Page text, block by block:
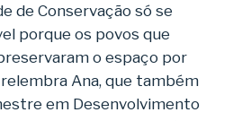
de Conservação só se
porque os povos que
o espaço por
relembra Ana, que também
em Desenvolvimento